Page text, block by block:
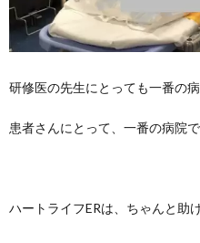
研修医の先生にとっても一番の
患者さんにとって、一番の病院
ハートライフERは、ちゃんと助